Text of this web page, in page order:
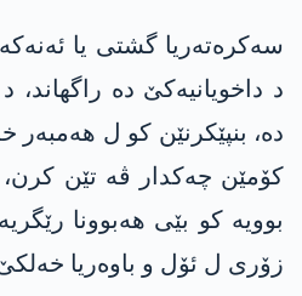
سەکرەتەریا گشتی یا
د داخویانیەکێ دە راگهاند،
دە، بنپێکرنێن کو ل هەمبەر
کۆمێن چەکدار ڤە تێن
بوویە کو بێی هەبوونا
زۆری ل ئۆل و باوەریا